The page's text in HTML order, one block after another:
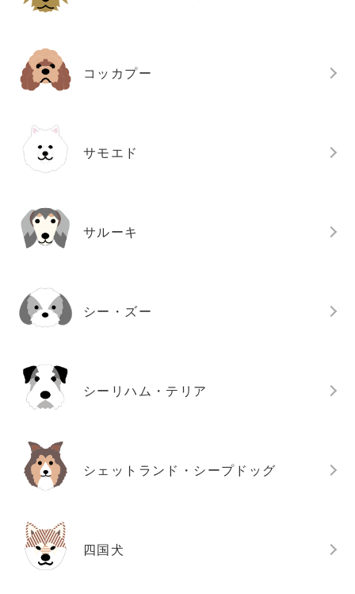
コッカプー
サモエド
サルーキ
シー・ズー
シーリハム・テリア
シェットランド・シープドッグ
四国犬